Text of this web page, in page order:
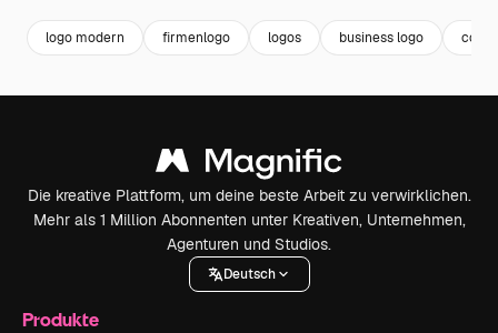
logo modern firmenlogo logos business logo
Die kreative Plattform, um deine beste Arbeit zu verwirklichen.
Mehr als 1 Million Abonnenten unter Kreativen, Unternehmen,
Agenturen und Studios.
Deutsch
Produkte